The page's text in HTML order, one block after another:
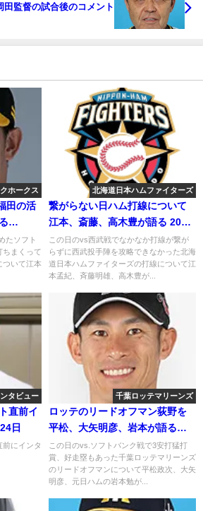
田監督の試合後のコメント
ホークス
田の活
たソフト
ちまくって
ついて江本
北海道日本ハムファイターズ
繋がらない日ハム打線について
江本、斎藤、高木豊が語る 2018
年7月3日
この日のvs西武戦でなかなか打線が繋が
らずに西武投手陣を攻略できなかった北海
道日本ハムファイターズの打線について江
本孟紀、斉藤明雄、高木豊が...
タビュー
直前イ
日
前にインタ
千葉ロッテマリーンズ
ロッテのリードオフマン荻野を
平松、大矢明彦、岩本が語る
2018年5月20日
この日のvs.ソフトバンク戦で3安打猛打
賞、好走塁もあった千葉ロッテマリーンズ
のリードオフマンについて平松政次、大矢
明彦、元日ハムの岩本勉が...